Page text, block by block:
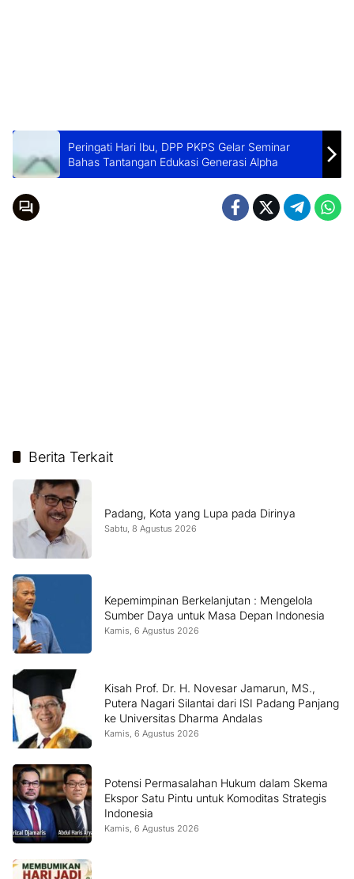
Peringati Hari Ibu, DPP PKPS Gelar Seminar
Bahas Tantangan Edukasi Generasi Alpha
Berita Terkait
Padang, Kota yang Lupa pada Dirinya
Sabtu, 8 Agustus 2026
Kepemimpinan Berkelanjutan : Mengelola
Sumber Daya untuk Masa Depan Indonesia
Kamis, 6 Agustus 2026
Kisah Prof. Dr. H. Novesar Jamarun, MS.,
Putera Nagari Silantai dari ISI Padang Panjang
ke Universitas Dharma Andalas
Kamis, 6 Agustus 2026
Potensi Permasalahan Hukum dalam Skema
Ekspor Satu Pintu untuk Komoditas Strategis
Indonesia
Kamis, 6 Agustus 2026